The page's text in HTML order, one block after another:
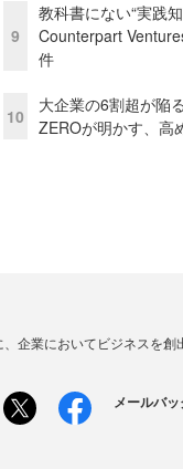
9
教科書にない“実践知
Counterpart
件
10
大企業の6割超が陥
ZEROが明かす、高
企業においてビジネスを
メールバ